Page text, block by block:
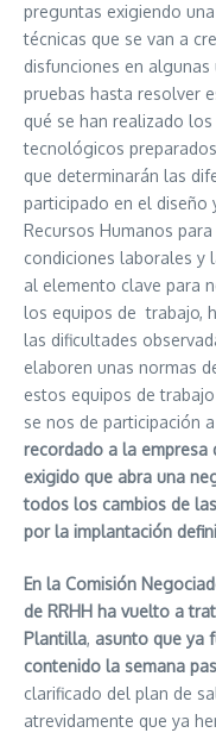
preguntas exigiendo
técnicas que se van a
disfunciones en
pruebas hasta resolver
qué se han realizado
tecnológicos
que determinarán las
participado en el diseño
Recursos Humanos
condiciones laborales y
al elemento clave para
los equipos de trabajo,
las dificultades
elaboren unas normas
estos equipos de
se nos de participación
recordado a la empresa
exigido que abra una
todos los cambios de
por la implantación
En la Comisión
de RRHH ha vuelto a
Plantilla, asunto que ya
contenido la semana
clarificado del plan de
atrevidamente que ya